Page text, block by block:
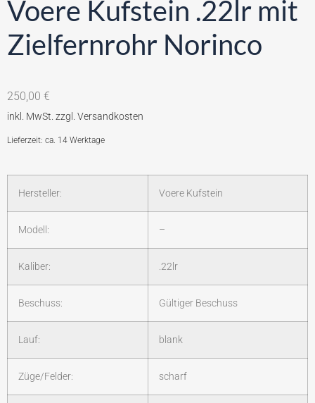
Voere Kufstein .22lr mit
Zielfernrohr Norinco
250,00 €
Lieferzeit: ca. 14 Werktage
Hersteller: Voere Kufstein
Modell: –
Kaliber: .22lr
Beschuss: Gültiger Beschuss
Lauf: blank
Züge/Felder: scharf